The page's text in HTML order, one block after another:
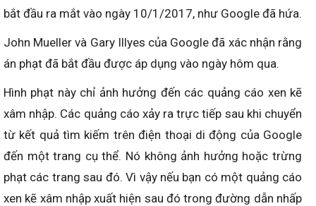
bắt đầu ra mắt vào ngày 10/1/2017, như Google đã hứa.
John Mueller và Gary Illyes của Google đã xác nhận rằng
án phạt đã bắt đầu được áp dụng vào ngày hôm qua.
Hình phạt này chỉ ảnh hưởng đến các quảng cáo xen kẽ
xâm nhập. Các quảng cáo xảy ra trực tiếp sau khi chuyển
từ kết quả tìm kiếm trên điện thoại di động của Google
đến một trang cụ thể. Nó không ảnh hưởng hoặc trừng
phạt các trang sau đó. Vì vậy nếu bạn có một quảng cáo
xen kẽ xâm nhập xuất hiện sau đó trong đường dẫn nhấp